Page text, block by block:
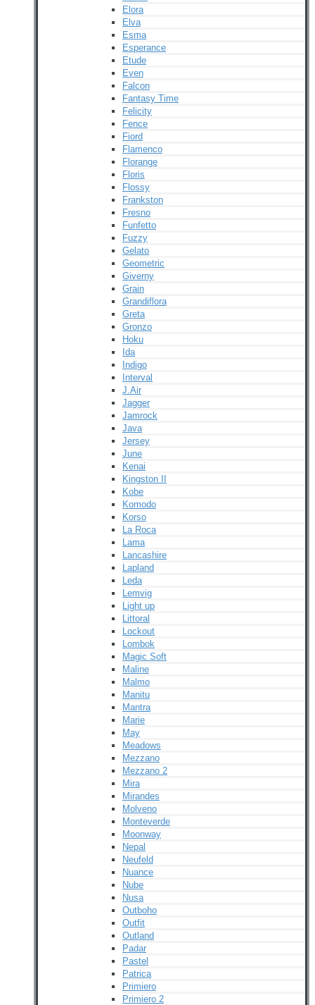
Elora
Elva
Esma
Esperance
Etude
Even
Falcon
Fantasy Time
Felicity
Fence
Fiord
Flamenco
Florange
Floris
Flossy
Frankston
Fresno
Funfetto
Fuzzy
Gelato
Geometric
Giverny
Grain
Grandiflora
Greta
Gronzo
Hoku
Ida
Indigo
Interval
J.Air
Jagger
Jamrock
Java
Jersey
June
Kenai
Kingston II
Kobe
Komodo
Korso
La Roca
Lama
Lancashire
Lapland
Leda
Lemvig
Light up
Littoral
Lockout
Lombok
Magic Soft
Maline
Malmo
Manitu
Mantra
Marie
May
Meadows
Mezzano
Mezzano 2
Mira
Mirandes
Molveno
Monteverde
Moonway
Nepal
Neufeld
Nuance
Nube
Nusa
Outboho
Outfit
Outland
Padar
Pastel
Patrica
Primiero
Primiero 2